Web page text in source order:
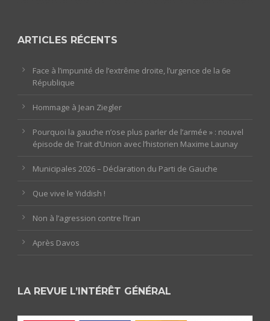
ARTICLES RÉCENTS
Face à l’impunité de l’extrême droite, l’urgence de la 6e
République
Hommage à Jean Ziegler
Pourquoi la gauche n’ose plus parler de l’armée » : nouvel
épisode de Trait d’Union avec l’historien Maxime Launay
Municipales 2026 – Déclaration du Parti de Gauche
Que vive le Yiddish !
Non à l’agression contre l’Iran
Après Davos
LA REVUE L’INTÉRÊT GÉNÉRAL